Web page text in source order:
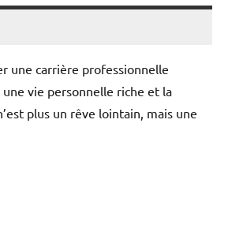
une carrière professionnelle
une vie personnelle riche et la
plus un rêve lointain, mais une